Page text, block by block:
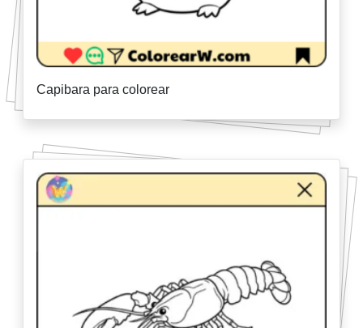
Capibara para colorear